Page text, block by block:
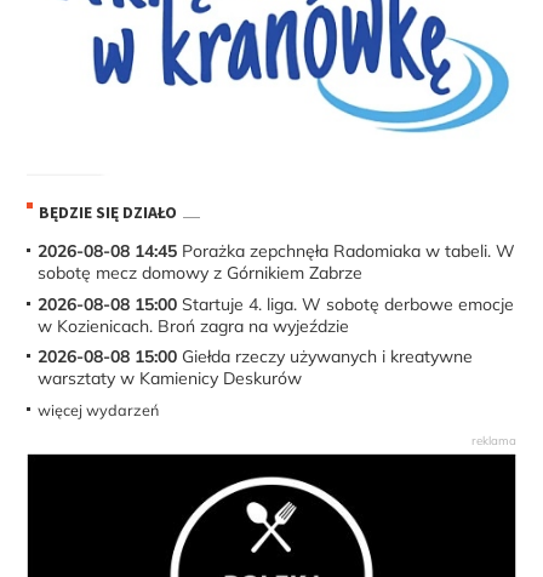
BĘDZIE SIĘ DZIAŁO
2026-08-08 14:45 Porażka zepchnęła Radomiaka w tabeli. W
sobotę mecz domowy z Górnikiem Zabrze
2026-08-08 15:00 Startuje 4. liga. W sobotę derbowe emocje
w Kozienicach. Broń zagra na wyjeździe
2026-08-08 15:00 Giełda rzeczy używanych i kreatywne
warsztaty w Kamienicy Deskurów
więcej wydarzeń